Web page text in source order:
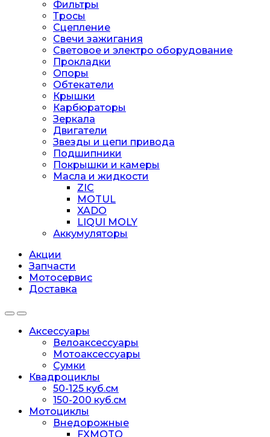
Фильтры
Тросы
Сцепление
Свечи зажигания
Световое и электро оборудование
Прокладки
Опоры
Обтекатели
Крышки
Карбюраторы
Зеркала
Двигатели
Звезды и цепи привода
Подшипники
Покрышки и камеры
Масла и жидкости
ZIC
MOTUL
XADO
LIQUI MOLY
Аккумуляторы
Акции
Запчасти
Мотосервис
Доставка
Аксессуары
Велоаксессуары
Мотоаксессуары
Сумки
Квадроциклы
50-125 куб.см
150-200 куб.см
Мотоциклы
Внедорожные
FXMOTO